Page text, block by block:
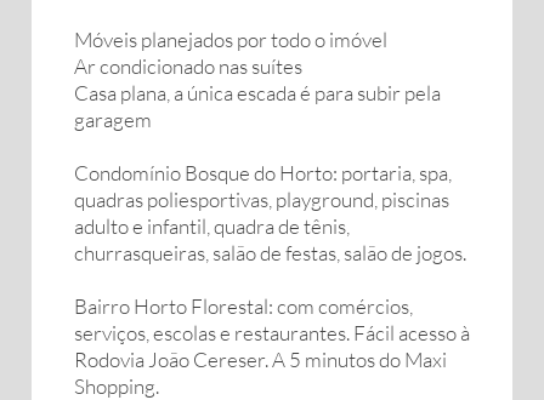
Móveis planejados por todo o imóvel
Ar condicionado nas suítes
Casa plana, a única escada é para subir pela
garagem
Condomínio Bosque do Horto: portaria, spa,
quadras poliesportivas, playground, piscinas
adulto e infantil, quadra de tênis,
churrasqueiras, salão de festas, salão de jogos.
Bairro Horto Florestal: com comércios,
serviços, escolas e restaurantes. Fácil acesso à
Rodovia João Cereser. A 5 minutos do Maxi
Shopping.